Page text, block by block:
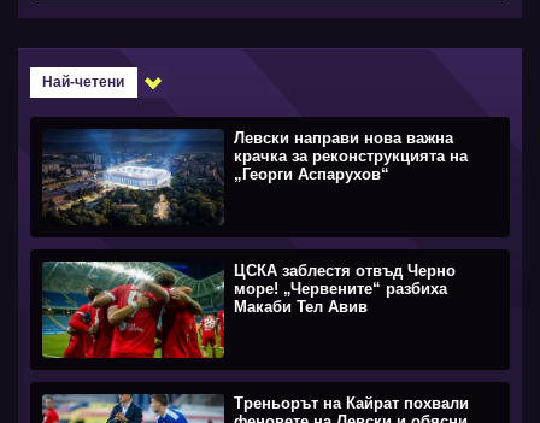
Най-четени
Левски направи нова важна
крачка за реконструкцията на
„Георги Аспарухов“
ЦСКА заблестя отвъд Черно
море! „Червените“ разбиха
Макаби Тел Авив
Треньорът на Кайрат похвали